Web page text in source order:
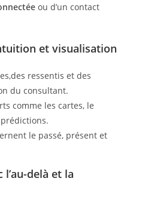
ou d’un contact
et visualisation
ressentis et des
du consultant.
comme les cartes, le
le passé, présent et
delà et la